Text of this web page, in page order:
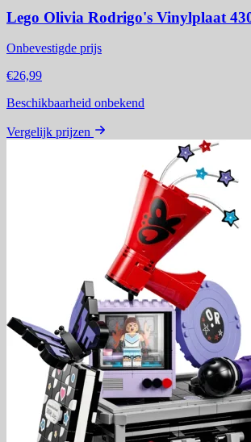
Lego Olivia Rodrigo's Vinylplaat
Onbevestigde prijs
€26,99
Beschikbaarheid onbekend
Vergelijk prijzen